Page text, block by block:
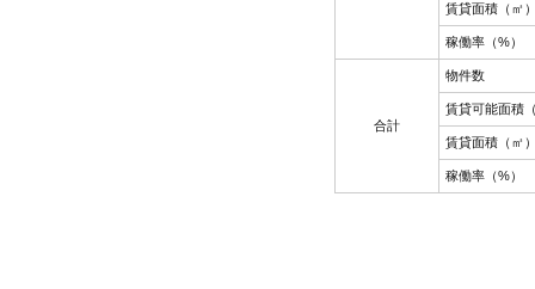
賃貸面積（㎡
稼働率（%）
合計
物件数
賃貸可能面積
賃貸面積（㎡
稼働率（%）